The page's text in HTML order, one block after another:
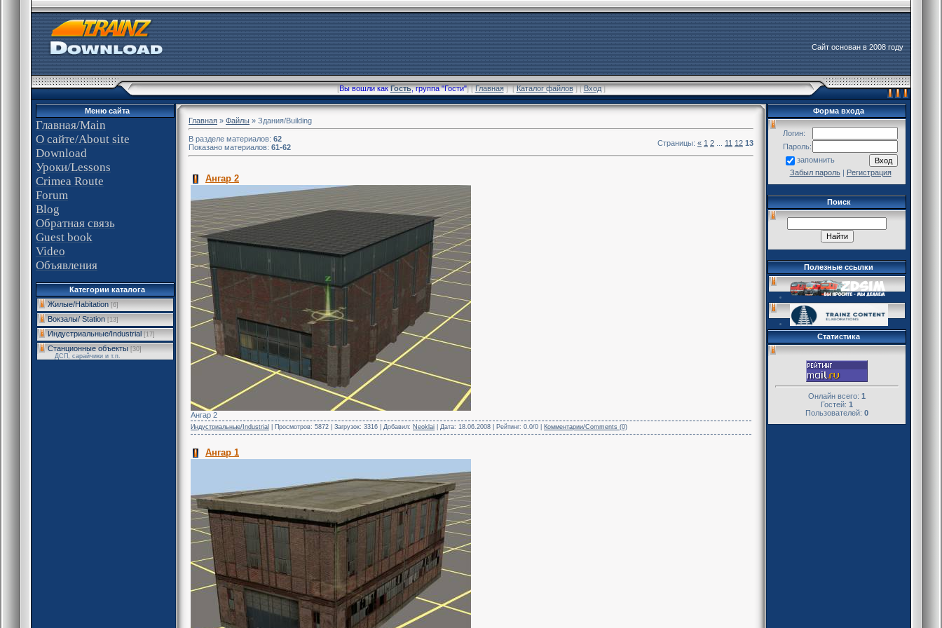
Сайт основан в 2008 году
[Вы вошли какГость, группа "Гости"] [Главная] [Каталог файлов] [Вход]
Меню сайта
Главная/Main
О сайте/About site
Download
Уроки/Lessons
Crimea Route
Forum
Blog
Обратная связь
Guest book
Video
Объявления
Категории каталога
Жилые/Habitation [6]
Вокзалы/ Station [13]
Индустриальные/Industrial [17]
Станционные объекты [30]
ДСП, сарайчики и т.п.
Главная » Файлы » Здания/Building
В разделе материалов: 62
Показано материалов: 61-62 Страницы: « 1 2 11 12 13
Ангар 2
Ангар 2
Индустриальные/Industrial | Просмотров: 5872 | Загрузок: 3316 | Добавил: Neoklai | Дата: 18.06.2008 | Рейтинг: 0.0/0 | Комментарии/Comments (0)
Ангар 1
Форма входа
Логин:
Пароль:
запомнить
Забыл пароль| Регистрация
Поиск
Полезные ссылки
Статистика
Онлайн всего: 1
Гостей: 1
Пользователей: 0